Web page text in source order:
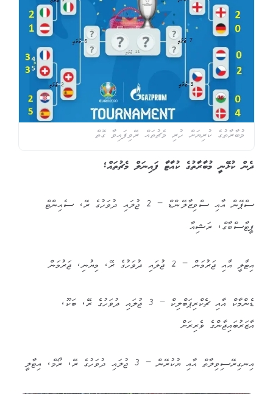
މުބާރާތުގެ ކުރިޔަށް ހުރި މެޗުތައް ރޭވިފައިވާ ގޮތް
ދެން ކުޅޭނީ މުބާރާތުގެ ކުއާޓާ ފައިނަލް މެޗުތައް؛
ސްޕޭން އާއި ސްވިޒާލޭންޑް – 2 ޖުލައި ދުވަހުގެ ރޭ، ސެއިންޓް
ޕީޓާސްބާގް، ރަޝިއާ
އިޓާލީ އާއި ޖަރުމަން – 2 ޖުލައި ދުވަހުގެ ރޭ، މިޔުނި، ޖަރުމަން
ޑެންމާކް އާއި ޗެކްރިޕަބްލިކް – 3 ޖުލައި ދުވަހުގެ ރޭ، ބަކޫ،
އާޒަރުބައިޖާންގެ ވެރިރަށް
އިނގިރޭސިވިލާތް އާއި ޔުކުރޭން – 3 ޖުލައި ދުވަހުގެ ރޭ، ރޯމް، އިޓާލީ